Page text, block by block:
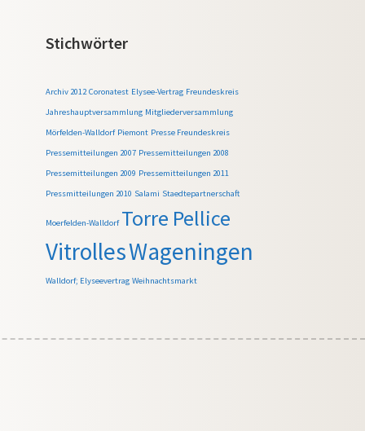
Stichwörter
Archiv 2012 Coronatest Elysee-Vertrag Freundeskreis
Jahreshauptversammlung Mitgliederversammlung
Mörfelden-Walldorf Piemont Presse Freundeskreis
Pressemitteilungen 2007 Pressemitteilungen 2008
Pressemitteilungen 2009 Pressemitteilungen 2011
Pressmitteilungen 2010 Salami Staedtepartnerschaft
Moerfelden-Walldorf Torre Pellice
VitrollesWageningen
Walldorf; Elyseevertrag Weihnachtsmarkt